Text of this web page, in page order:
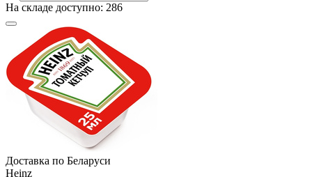
На складе доступно: 286
Доcтавка по Беларуси
Heinz